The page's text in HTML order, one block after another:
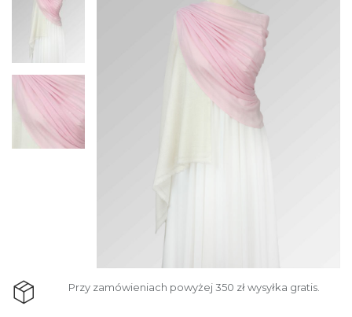
Przy zamówieniach powyżej 350 zł wysyłka gratis.